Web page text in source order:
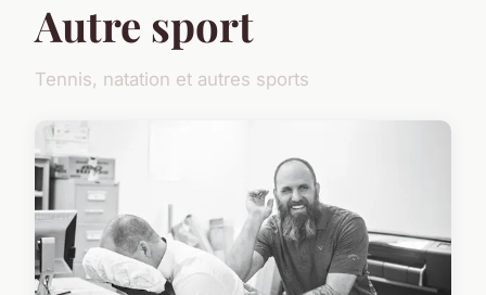
Autre sport
Tennis, natation et autres sports